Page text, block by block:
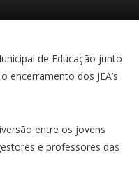
de Educação junto
encerramento dos JEA’s
entre os jovens
e professores das